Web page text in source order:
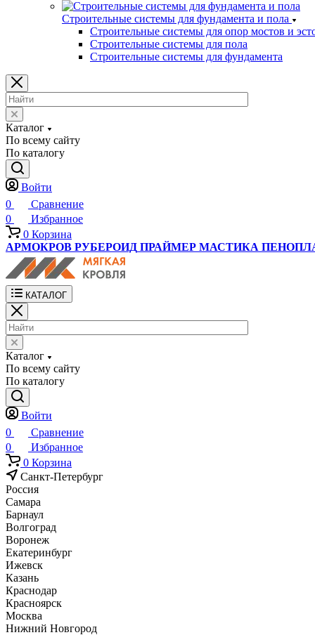
Строительные системы для фундамента и пола
Строительные системы для опор мостов и
Строительные системы для пола
Строительные системы для фундамента
Каталог
По всему сайту
По каталогу
Войти
0
Сравнение
0
Избранное
0 Корзина
АРМОКРОВ РУБЕРОИД ПРАЙМЕР МАСТИКА
КАТАЛОГ
Каталог
По всему сайту
По каталогу
Войти
0
Сравнение
0
Избранное
0 Корзина
Санкт-Петербург
Россия
Самара
Барнаул
Волгоград
Воронеж
Екатеринбург
Ижевск
Казань
Краснодар
Красноярск
Москва
Нижний Новгород